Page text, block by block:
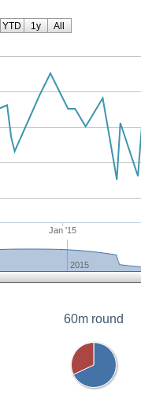
Jan '15
2015
YTD 1y All
60m round